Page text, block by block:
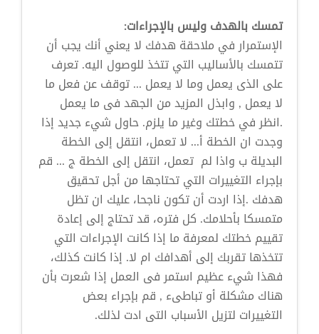
تمسك بالهدف وليس بالإجراءات:
الإستمرار في ملاحقة هدفك لا يعني أنك يجب أن
تتمسك بالأساليب التي تتخذ للوصول اليه. تعرف
على الذى يعمل وما لا يعمل ... توقف عن فعل ما
لا يعمل , وابذل المزيد من الجهد فى ما يعمل
.انظر في خطتك وغير ما يلزم. حاول شيء جديد إذا
وجدت ان الخطة أ... لا تعمل، انتقل إلى الخطة
البديلة ب واذا لم تعمل، انتقل إلى الخطة ج ... قم
بإجراء التغييرات التي تحتاجها من أجل تحقيق
هدفك .إذا اردت أن تكون ناجحا، عليك ان تظل
متمسكا بأحلامك. كل فتره، قد تحتاج إلى إعادة
تقييم خطتك لمعرفة ما إذا كانت الإجراءات التي
تتخذها تقربك إلى أهدافك ام لا. إذا كانت كذلك،
فهذا شيء عظيم استمر فى العمل إذا شعرت بأن
هناك مشكلة أو تباطىء , قم بإجراء بعض
التغييرات لتزيل الأسباب التى ادت لذلك.